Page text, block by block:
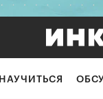
НАУЧИТЬСЯ